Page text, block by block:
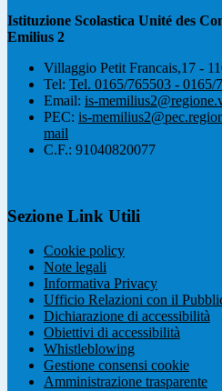
Istituzione Scolastica Unité des
Emilius 2
Villaggio Petit Francais,17 -
Tel: Tel. 0165/765503 - 0165/
Email: is-
PEC: is-
mail
C.F.: 91040820077
Sezione Link Utili
Cookie policy
Note legali
Informativa Privacy
Ufficio Relazioni con il
Dichiarazione di accessibilità
Obiettivi di accessibilità
Whistleblowing
Gestione consensi cookie
Amministrazione trasparente